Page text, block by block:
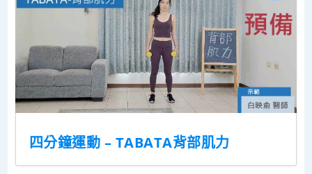
四分鐘運動 – TABATA背部肌力